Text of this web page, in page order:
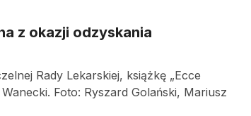
z okazji odzyskania
Rady Lekarskiej, książkę „Ecce
Foto: Ryszard Golański, Mariusz